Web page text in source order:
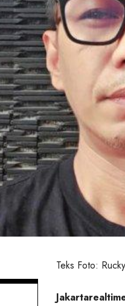
Teks Foto: